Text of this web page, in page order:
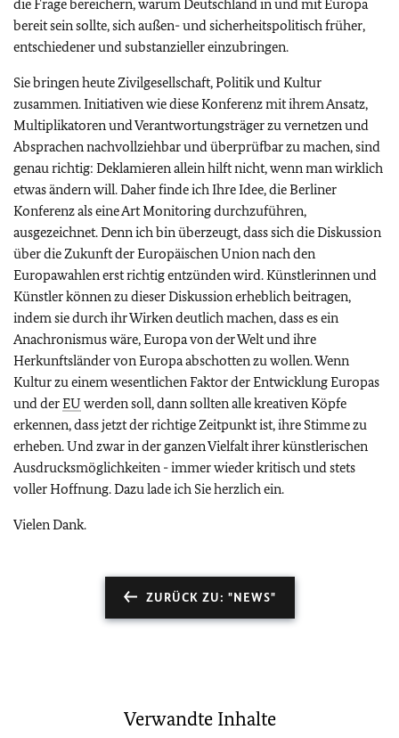
die Frage bereichern, warum Deutschland in und mit Europa
bereit sein sollte, sich außen- und sicherheitspolitisch früher,
entschiedener und substanzieller einzubringen.
Sie bringen heute Zivilgesellschaft, Politik und Kultur
zusammen. Initiativen wie diese Konferenz mit ihrem Ansatz,
Multiplikatoren und Verantwortungsträger zu vernetzen und
Absprachen nachvollziehbar und überprüfbar zu machen, sind
genau richtig: Deklamieren allein hilft nicht, wenn man wirklich
etwas ändern will. Daher finde ich Ihre Idee, die Berliner
Konferenz als eine Art Monitoring durchzuführen,
ausgezeichnet. Denn ich bin überzeugt, dass sich die Diskussion
über die Zukunft der Europäischen Union nach den
Europawahlen erst richtig entzünden wird. Künstlerinnen und
Künstler können zu dieser Diskussion erheblich beitragen,
indem sie durch ihr Wirken deutlich machen, dass es ein
Anachronismus wäre, Europa von der Welt und ihre
Herkunftsländer von Europa abschotten zu wollen. Wenn
Kultur zu einem wesentlichen Faktor der Entwicklung Europas
und derEU werden soll, dann sollten alle kreativen Köpfe
erkennen, dass jetzt der richtige Zeitpunkt ist, ihre Stimme zu
erheben. Und zwar in der ganzen Vielfalt ihrer künstlerischen
Ausdrucksmöglichkeiten - immer wieder kritisch und stets
voller Hoffnung. Dazu lade ich Sie herzlich ein.
Vielen Dank.
ZURÜCK ZU: "NEWS"
Verwandte Inhalte